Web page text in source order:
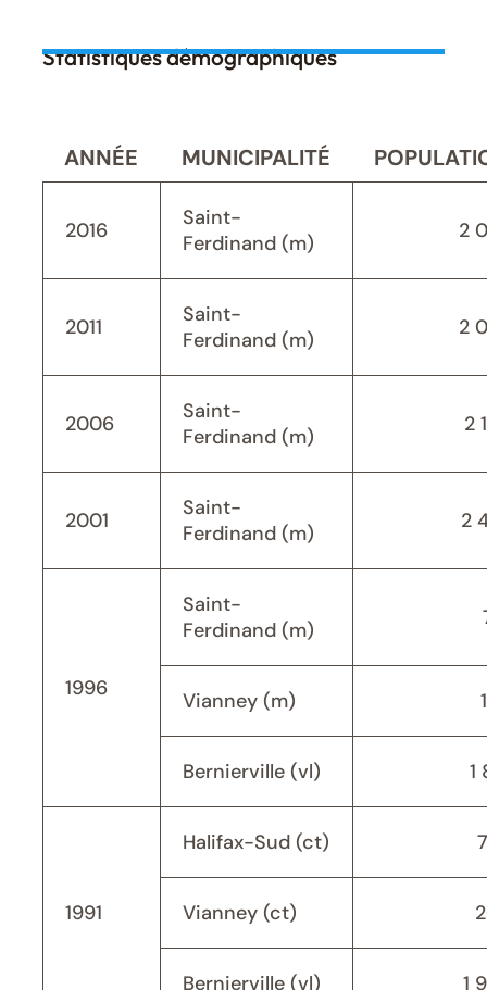
Statistiques démographiques
ANNÉE MUNICIPALITÉ
2016
Saint-
Ferdinand (m)
2
2011
Saint-
Ferdinand (m)
2
2006
Saint-
Ferdinand (m)
2
2001
Saint-
Ferdinand (m)
2
1996
Saint-
Ferdinand (m)
Vianney (m)
Bernierville (vl) 1
1991
Halifax-Sud (ct)
Vianney (ct)
Bernierville (vl) 1